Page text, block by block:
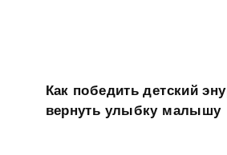
Как победить детский
вернуть улыбку малышу